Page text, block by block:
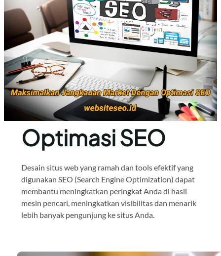
Optimasi SEO
Desain situs web yang ramah dan tools efektif yang
digunakan SEO (Search Engine Optimization) dapat
membantu meningkatkan peringkat Anda di hasil
mesin pencari, meningkatkan visibilitas dan menarik
lebih banyak pengunjung ke situs Anda.